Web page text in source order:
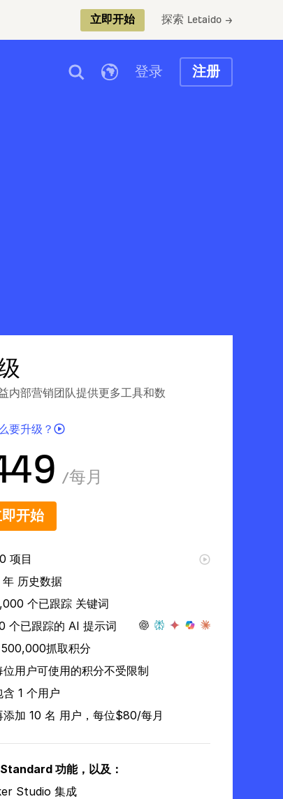
立即开始 探索 Letaido →
登录 注册
内部营销团队提供更多工具和数
要升级？
/每月
即开始
项目
年 历史数据
个已跟踪 关键词
个已跟踪的 AI 提示词
抓取积分
位用户可使用的积分不受限制
含 1 个用户
添加 10 名 用户，每位$80/每月
功能，以及：
Studio 集成